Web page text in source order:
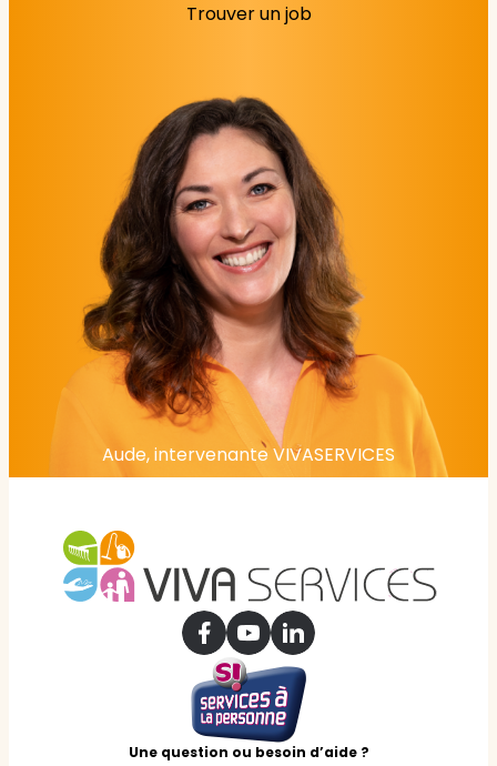
Trouver un job
Aude, intervenante VIVASERVICES
Une question ou besoin d’aide ?